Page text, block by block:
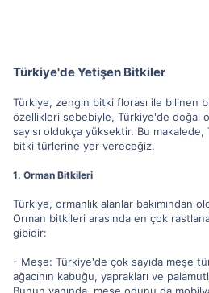
Türkiye'de Yetişen Bitkiler
Türkiye, zengin bitki florası ile bilinen
özellikleri sebebiyle, Türkiye'de doğal
sayısı oldukça yüksektir. Bu
bitki türlerine yer vereceğiz.
1. Orman Bitkileri
Türkiye, ormanlık alanlar bakımından
Orman bitkileri arasında en çok
gibidir:
- Meşe: Türkiye'de çok sayıda meşe
ağacının kabuğu, yaprakları ve